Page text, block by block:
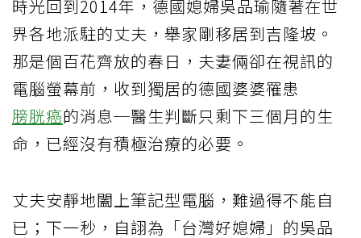
時光回到2014年，德國媳婦吳品瑜隨著在世
界各地派駐的丈夫，舉家剛移居到吉隆坡。
那是個百花齊放的春日，夫妻倆卻在視訊的
電腦螢幕前，收到獨居的德國婆婆罹患
膀胱癌的消息─醫生判斷只剩下三個月的生
命，已經沒有積極治療的必要。
丈夫安靜地闔上筆記型電腦，難過得不能自
已；下一秒，自詡為「台灣好媳婦」的吳品